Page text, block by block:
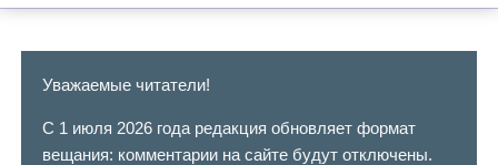
Уважаемые читатели!
С 1 июля 2026 года редакция обновляет формат
вещания: комментарии на сайте будут отключены.